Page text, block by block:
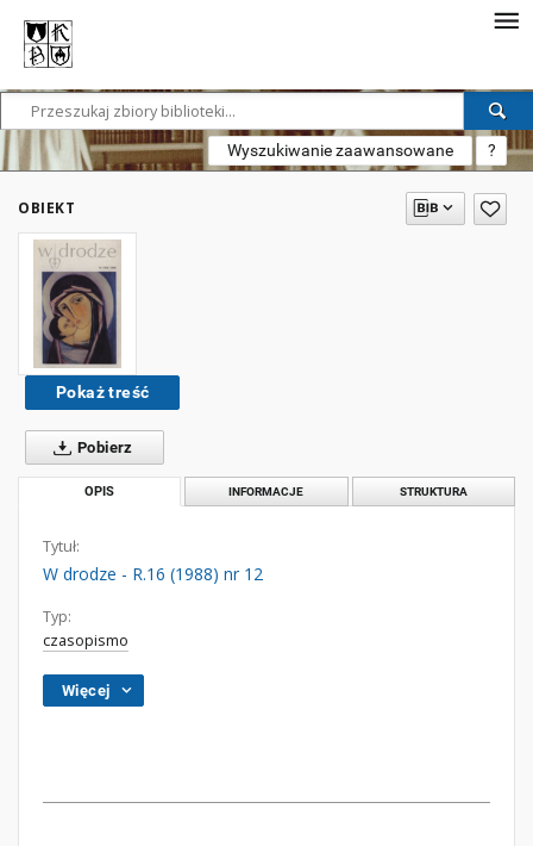
Wyszukiwanie zaawansowane ?
OBIEKT
Pokaż treść
Pobierz
OPIS INFORMACJE STRUKTURA
Tytuł:
W drodze - R.16 (1988) nr 12
Typ:
czasopismo
Więcej